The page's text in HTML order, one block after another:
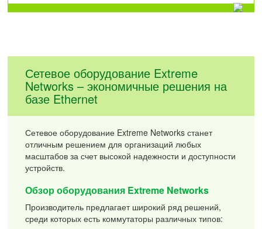
Сетевое оборудование Extreme
Networks – экономичные решения на
базе Ethernet
Сетевое оборудование Extreme Networks станет
отличным решением для организаций любых
масштабов за счет высокой надежности и доступности
устройств.
Обзор оборудования Extreme Networks
Производитель предлагает широкий ряд решений,
среди которых есть коммутаторы различных типов: